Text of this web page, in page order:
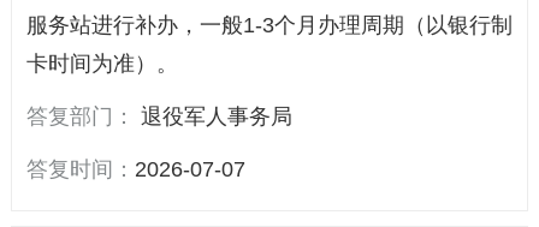
服务站进行补办，一般1-3个月办理周期（以银行制
卡时间为准）。
答复部门： 退役军人事务局
答复时间： 2026-07-07